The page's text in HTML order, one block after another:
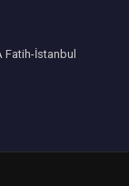
Fatih-İstanbul